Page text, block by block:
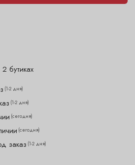
бутиках
(1-2 дня)
(1-2 дня)
(сегодня)
заказ (1-2 дня)
(сегодня)